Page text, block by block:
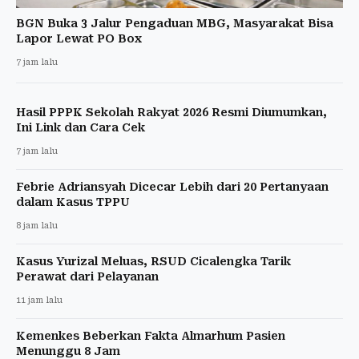
BGN Buka 3 Jalur Pengaduan MBG, Masyarakat Bisa
Lapor Lewat PO Box
7 jam lalu
Hasil PPPK Sekolah Rakyat 2026 Resmi Diumumkan,
Ini Link dan Cara Cek
7 jam lalu
Febrie Adriansyah Dicecar Lebih dari 20 Pertanyaan
dalam Kasus TPPU
8 jam lalu
Kasus Yurizal Meluas, RSUD Cicalengka Tarik
Perawat dari Pelayanan
11 jam lalu
Kemenkes Beberkan Fakta Almarhum Pasien
Menunggu 8 Jam